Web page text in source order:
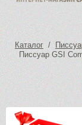
Каталог /
Писсуар GSI